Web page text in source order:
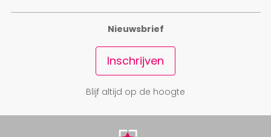
Nieuwsbrief
Inschrijven
Blijf altijd op de hoogte